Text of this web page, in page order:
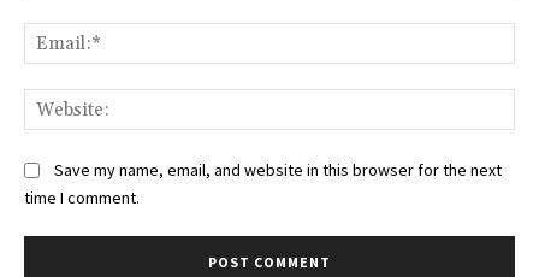
Save my name, email, and website in this browser for the next
time I comment.